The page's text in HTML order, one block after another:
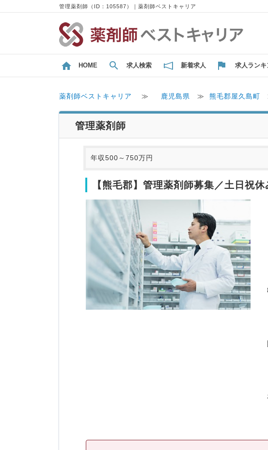
管理薬剤師（ID：105587）｜薬剤師ベストキャリア
HOME 求人検索 新着求人 求人ランキ
薬剤師ベストキャリア ≫ 鹿児島県 ≫ 熊毛郡屋久島町
管理薬剤師
年収500～750万円
【熊毛郡】管理薬剤師募集／土日祝